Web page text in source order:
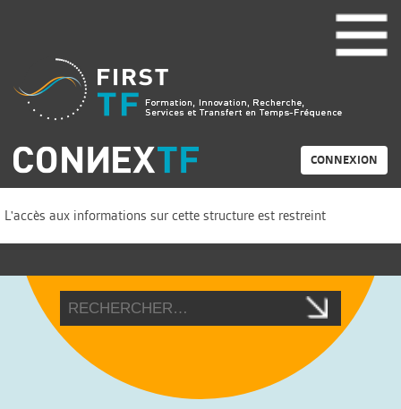
CONNEXION
L'accès aux informations sur cette structure est restreint